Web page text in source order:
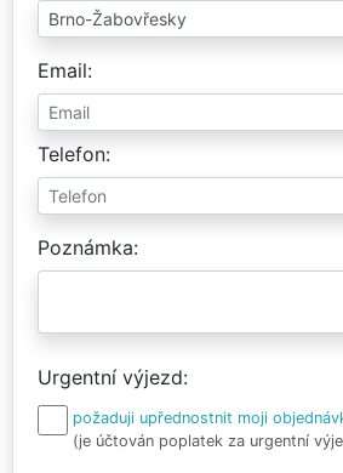
Email
Telefon
Poznámka
Urgentní výjezd
požaduji upřednostnit moji
(je účtován poplatek za urgentní